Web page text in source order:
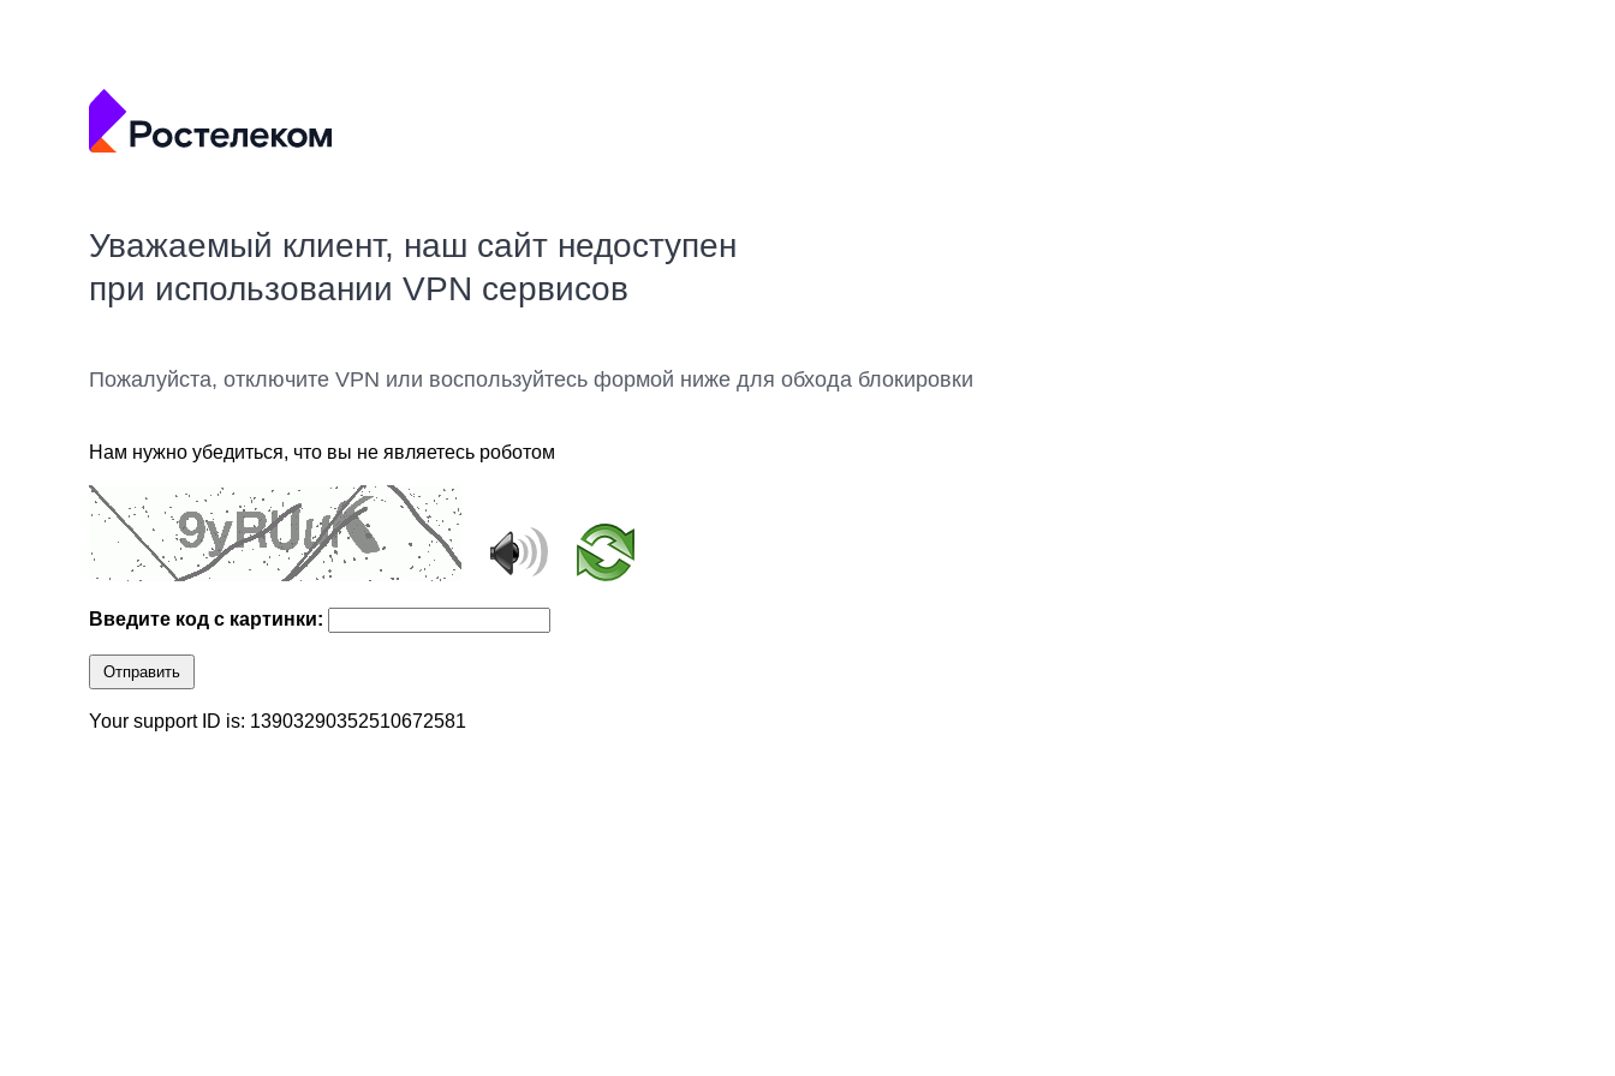
Уважаемый клиент, наш сайт недоступен
при использовании VPN сервисов
Пожалуйста, отключите VPN или воспользуйтесь формой ниже для обхода блокировки
Нам нужно убедиться, что вы не являетесь роботом
Введите код с картинки:
Отправить
Your support ID is: 13903290352510672581